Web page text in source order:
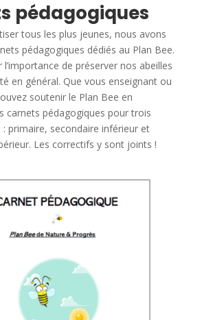
pédagogiques
tous les plus jeunes, nous avons
pédagogiques dédiés au Plan Bee.
l’importance de préserver nos abeilles
en général. Que vous enseignant ou
soutenir le Plan Bee en
carnets pédagogiques pour trois
: primaire, secondaire inférieur et
Les correctifs y sont joints !